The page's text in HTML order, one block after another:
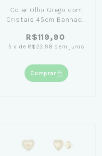
Colar Olho Grego com
Cristais 45cm Banhado
R$119,90
5 x de R$23,98 sem juros
Comprar